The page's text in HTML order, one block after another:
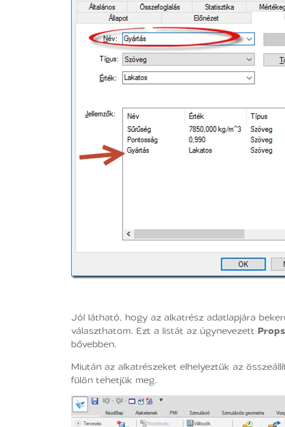
Jól látható, hogy az alkatrész adatlapjára
választhatom. Ezt a listát az úgynevezett
bővebben.
Miután az alkatrészeket elhelyeztük az
fülön tehetjük meg.